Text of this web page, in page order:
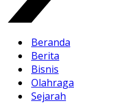
Beranda
Berita
Bisnis
Olahraga
Sejarah